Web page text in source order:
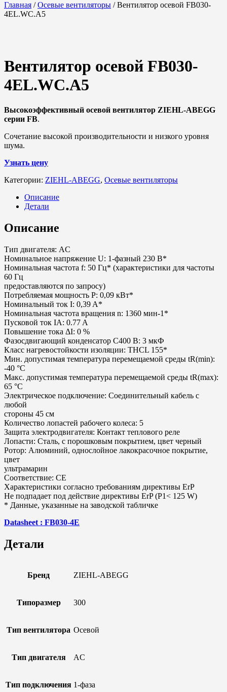
Главная /Осевые вентиляторы / Вентилятор осевой FB030-
4EL.WC.A5
Вентилятор осевой FB030-
4EL.WC.A5
Высокоэффективный осевой вентилятор ZIEHL-ABEGG
серии FB.
Сочетание высокой производительности и низкого уровня
шума.
Узнать цену
Категории: ZIEHL-ABEGG, Осевые вентиляторы
Описание
Детали
Описание
Тип двигателя: AC
Номинальное напряжение U: 1-фазный 230 В*
Номинальная частота f: 50 Гц* (характеристики для частоты
60 Гц
предоставляются по запросу)
Потребляемая мощность P: 0,09 кВт*
Номинальный ток I: 0,39 A*
Номинальная частота вращения n: 1360 мин-1*
Пусковой ток IA: 0.77 A
Повышение тока ΔI: 0 %
Фазосдвигающий конденсатор C400 В: 3 мкФ
Класс нагревостойкости изоляции: THCL 155*
Мин. допустимая температура перемещаемой среды tR(min):
-40 °C
Макс. допустимая температура перемещаемой среды tR(max):
65 °C
Электрическое подключение: Соединительный кабель с
любой
стороны 45 см
Количество лопастей рабочего колеса: 5
Защита электродвигателя: Контакт теплового реле
Лопасти: Сталь, с порошковым покрытием, цвет черный
Ротор: Алюминий, однослойное лакокрасочное покрытие,
цвет
ультрамарин
Соответствие: CE
Характеристики согласно требованиям директивы ErP
Не подпадает под действие директивы ErP (P1< 125 W)
* Данные, указанные на заводской табличке
Datasheet : FB030-4E
Детали
Бренд ZIEHL-ABEGG
Типоразмер 300
Тип вентилятора Осевой
Тип двигателя AC
Тип подключения 1-фаза